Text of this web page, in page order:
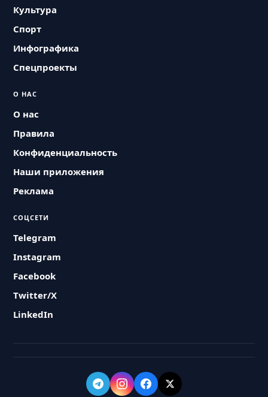
Культура
Спорт
Инфографика
Спецпроекты
О НАС
О нас
Правила
Конфиденциальность
Наши приложения
Реклама
СОЦСЕТИ
Telegram
Instagram
Facebook
Twitter/X
LinkedIn